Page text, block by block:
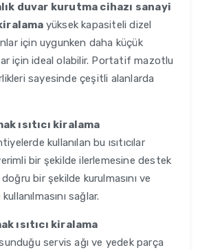
duvar kurutma cihazı sanayi
yüksek kapasiteli dizel
için uygunken daha küçük
için ideal olabilir. Portatif mazotlu
sayesinde çeşitli alanlarda
ısıtıcı kiralama
kullanılan bu ısıtıcılar
bir şekilde ilerlemesine destek
bir şekilde kurulmasını ve
sağlar.
ısıtıcı kiralama
sunduğu servis ağı ve yedek parça